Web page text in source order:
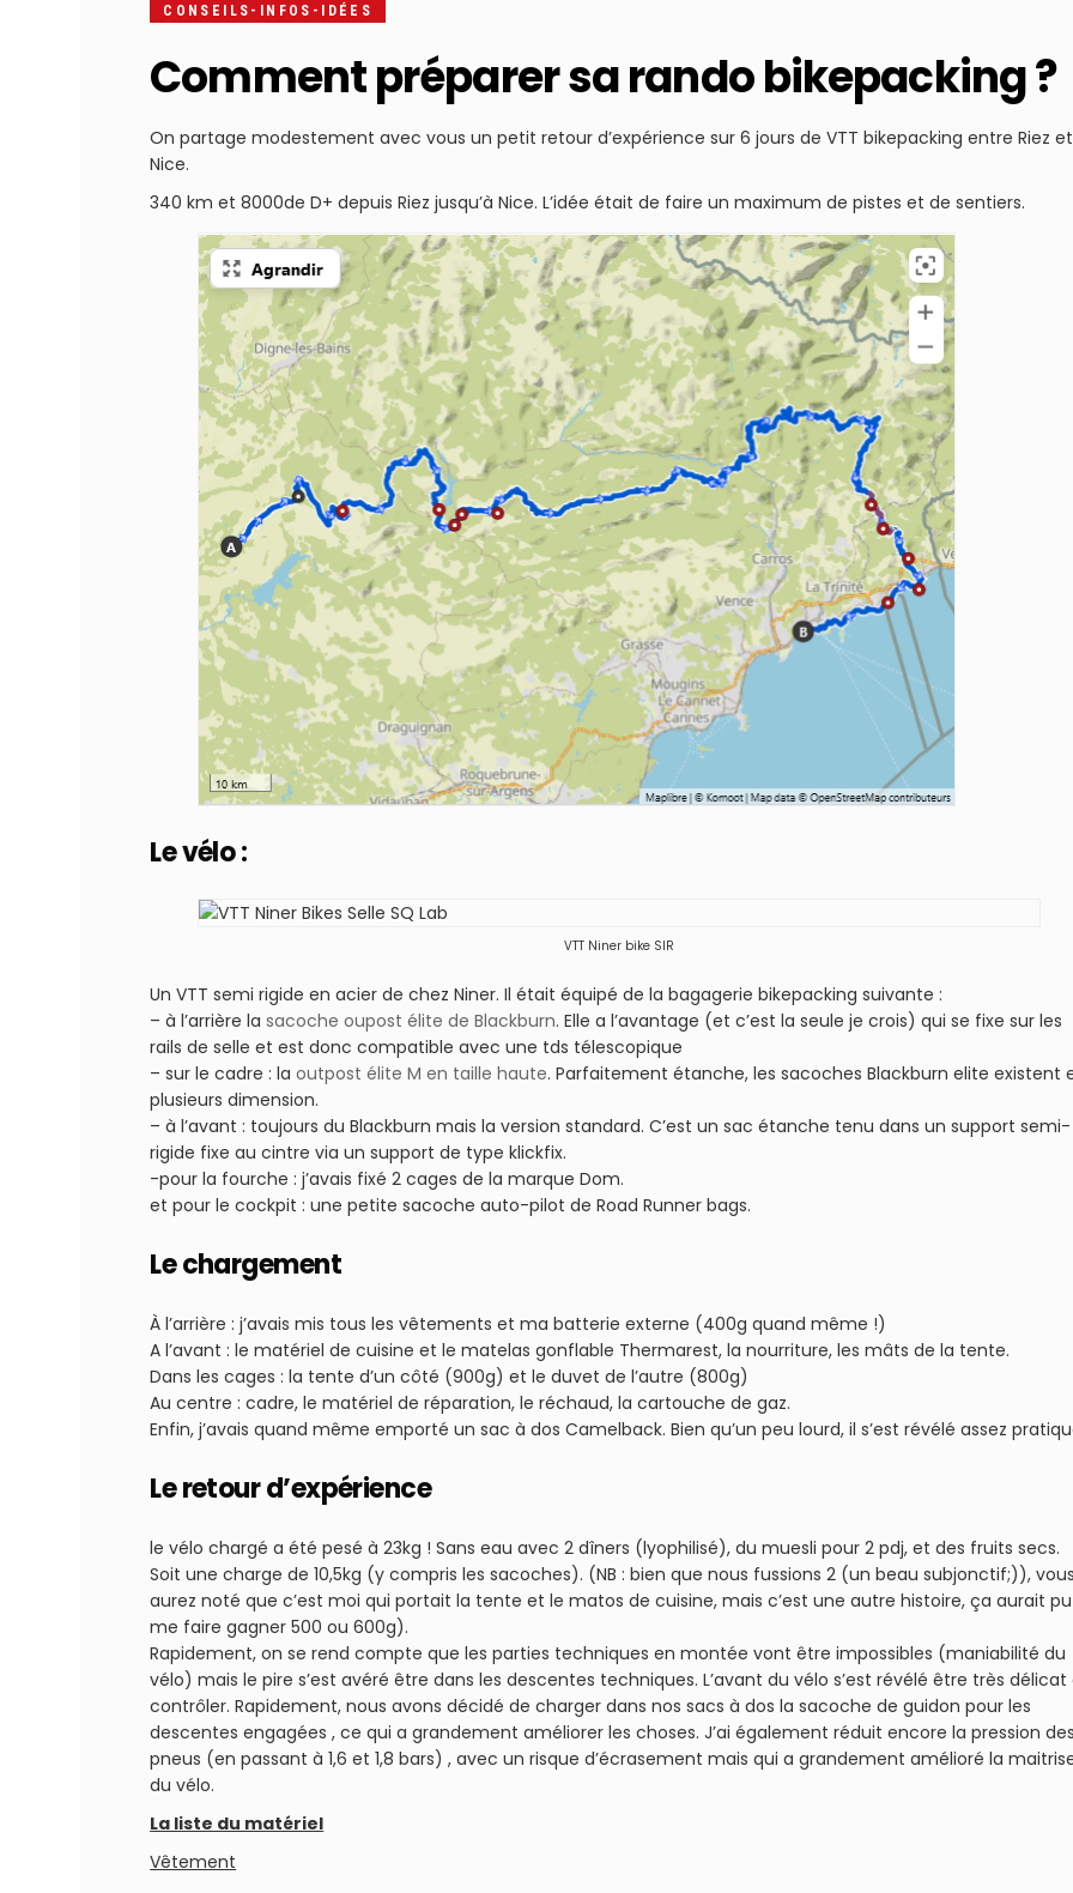
CONSEILS-INFOS-IDÉES
Comment préparer sa rando bikepacking ?
On partage modestement avec vous un petit retour d’expérience sur 6 jours de VTT bikepacking entre Riez et
Nice.
340 km et 8000de D+ depuis Riez jusqu’à Nice. L’idée était de faire un maximum de pistes et de sentiers.
Le vélo :
VTT Niner bike SIR
Un VTT semi rigide en acier de chez Niner. Il était équipé de la bagagerie bikepacking suivante :
– à l’arrière lasacoche oupost élite de Blackburn. Elle a l’avantage (et c’est la seule je crois) qui se fixe sur les
rails de selle et est donc compatible avec une tds télescopique
– sur le cadre : la outpost élite M en taille haute. Parfaitement étanche, les sacoches Blackburn elite existent
plusieurs dimension.
– à l’avant : toujours du Blackburn mais la version standard. C’est un sac étanche tenu dans un support semi-
rigide fixe au cintre via un support de type klickfix.
-pour la fourche : j’avais fixé 2 cages de la marque Dom.
et pour le cockpit : une petite sacoche auto-pilot de Road Runner bags.
Le chargement
À l’arrière : j’avais mis tous les vêtements et ma batterie externe (400g quand même !)
A l’avant : le matériel de cuisine et le matelas gonflable Thermarest, la nourriture, les mâts de la tente.
Dans les cages : la tente d’un côté (900g) et le duvet de l’autre (800g)
Au centre : cadre, le matériel de réparation, le réchaud, la cartouche de gaz.
Enfin, j’avais quand même emporté un sac à dos Camelback. Bien qu’un peu lourd, il s’est révélé assez
Le retour d’expérience
le vélo chargé a été pesé à 23kg ! Sans eau avec 2 dîners (lyophilisé), du muesli pour 2 pdj, et des fruits secs.
Soit une charge de 10,5kg (y compris les sacoches). (NB : bien que nous fussions 2 (un beau subjonctif;)),
aurez noté que c’est moi qui portait la tente et le matos de cuisine, mais c’est une autre histoire, ça aurait pu
me faire gagner 500 ou 600g).
Rapidement, on se rend compte que les parties techniques en montée vont être impossibles (maniabilité du
vélo) mais le pire s’est avéré être dans les descentes techniques. L’avant du vélo s’est révélé être très délicat
contrôler. Rapidement, nous avons décidé de charger dans nos sacs à dos la sacoche de guidon pour les
descentes engagées , ce qui a grandement améliorer les choses. J’ai également réduit encore la pression
pneus (en passant à 1,6 et 1,8 bars) , avec un risque d’écrasement mais qui a grandement amélioré la
du vélo.
La liste du matériel
Vêtement